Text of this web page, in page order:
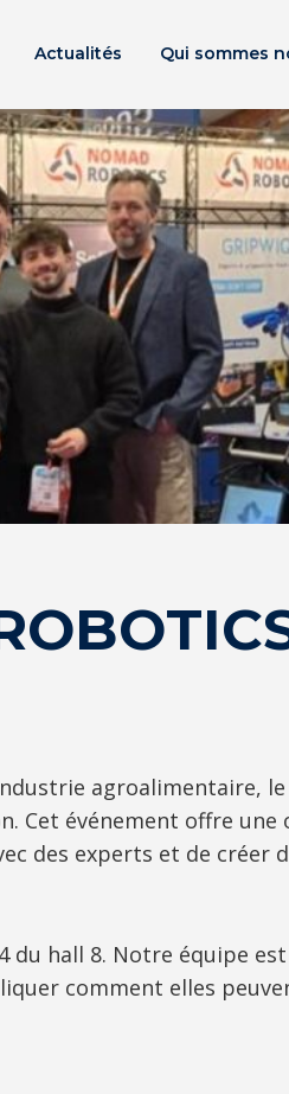
Actualités Qui sommes
agroalimentaire, le
Cet événement offre
des experts et de
du hall 8. Notre équipe
comment elles